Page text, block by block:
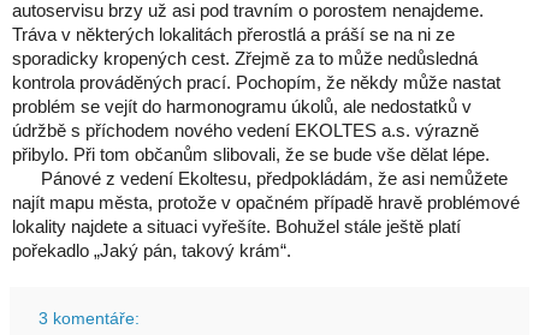
autoservisu brzy už asi pod travním o porostem nenajdeme.
Tráva v některých lokalitách přerostlá a práší se na ni ze
sporadicky kropených cest. Zřejmě za to může nedůsledná
kontrola prováděných prací. Pochopím, že někdy může nastat
problém se vejít do harmonogramu úkolů, ale nedostatků v
údržbě s příchodem nového vedení EKOLTES a.s. výrazně
přibylo. Při tom občanům slibovali, že se bude vše dělat lépe.
Pánové z vedení Ekoltesu, předpokládám, že asi nemůžete
najít mapu města, protože v opačném případě hravě problémové
lokality najdete a situaci vyřešíte. Bohužel stále ještě platí
pořekadlo „Jaký pán, takový krám“.
3 komentáře: